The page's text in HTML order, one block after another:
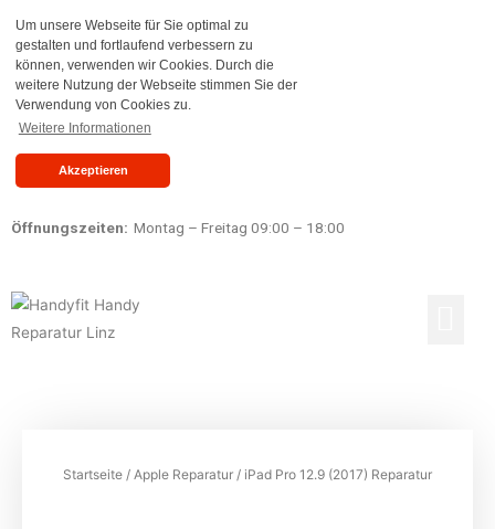
Um unsere Webseite für Sie optimal zu
gestalten und fortlaufend verbessern zu
können, verwenden wir Cookies. Durch die
weitere Nutzung der Webseite stimmen Sie der
Verwendung von Cookies zu.
Weitere Informationen
Akzeptieren
Öffnungszeiten: Montag – Freitag 09:00 – 18:00
Startseite / Apple Reparatur / iPad Pro 12.9 (2017) Reparatur